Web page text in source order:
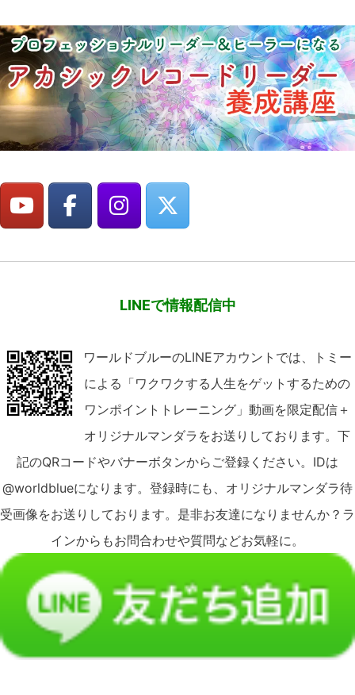
LINEで情報配信中
ワールドブルーのLINEアカウントでは、トミー
による「ワクワクする人生をゲットするための
ワンポイントトレーニング」動画を限定配信＋
オリジナルマンダラをお送りしております。下
記のQRコードやバナーボタンからご登録ください。IDは
@worldblueになります。登録時にも、オリジナルマンダラ待
受画像をお送りしております。是非お友達になりませんか？ラ
インからもお問合わせや質問などお気軽に。